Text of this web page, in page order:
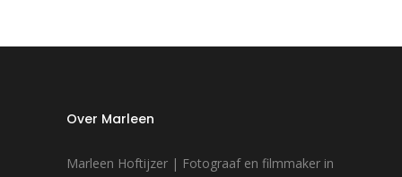
Over Marleen
Marleen Hoftijzer | Fotograaf en filmmaker in